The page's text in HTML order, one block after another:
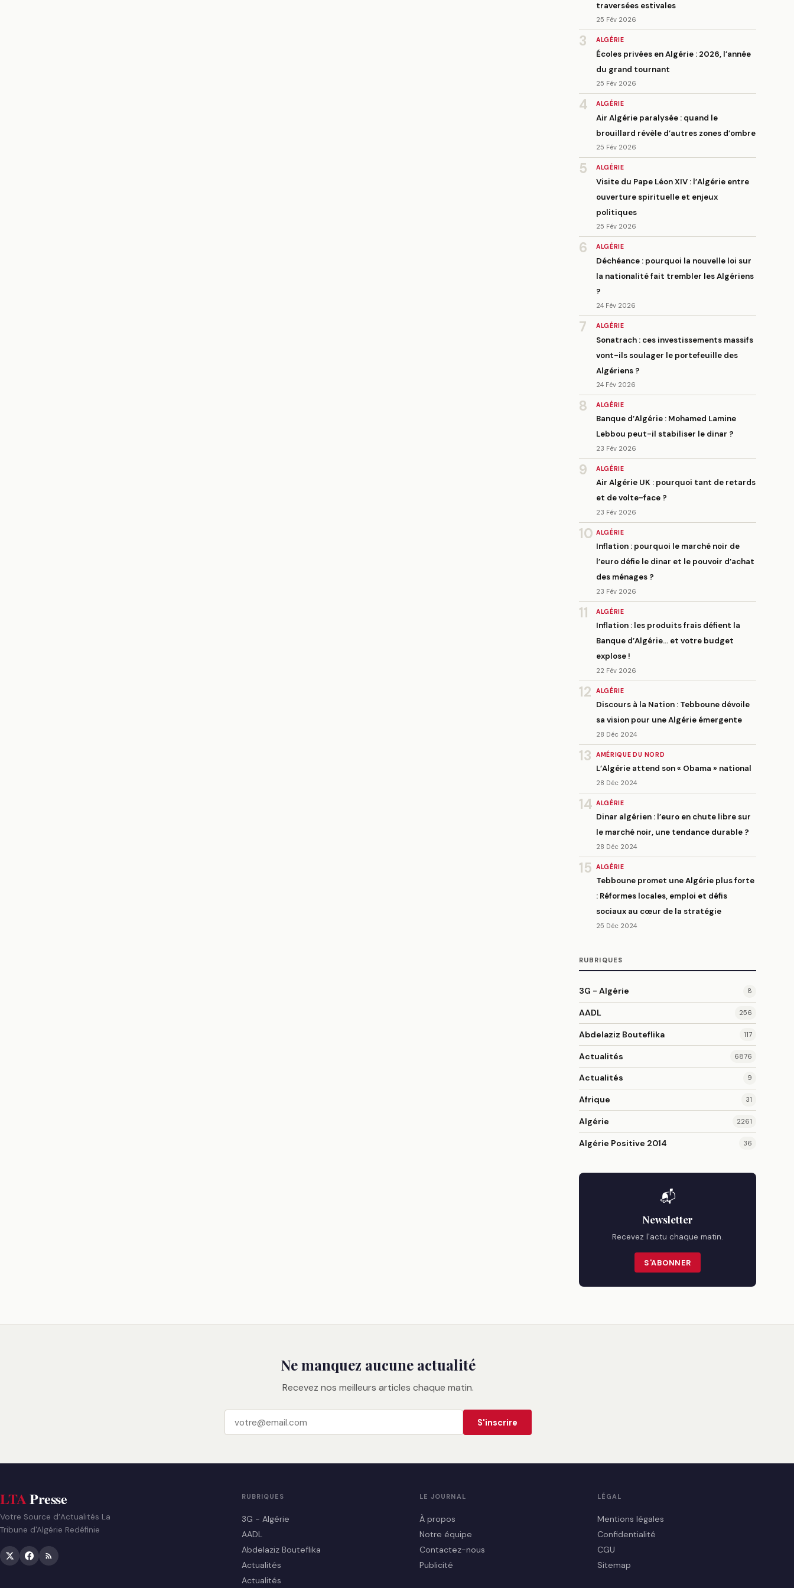
traversées estivales
25 Fév 2026
3 ALGÉRIE
Écoles privées en Algérie : 2026, l’année
du grand tournant
25 Fév 2026
4 ALGÉRIE
Air Algérie paralysée : quand le
brouillard révèle d’autres zones d’ombre
25 Fév 2026
5 ALGÉRIE
Visite du Pape Léon XIV : l’Algérie entre
ouverture spirituelle et enjeux
politiques
25 Fév 2026
6 ALGÉRIE
Déchéance : pourquoi la nouvelle loi sur
la nationalité fait trembler les Algériens
?
24 Fév 2026
7 ALGÉRIE
Sonatrach : ces investissements massifs
vont-ils soulager le portefeuille des
Algériens ?
24 Fév 2026
8 ALGÉRIE
Banque d’Algérie : Mohamed Lamine
Lebbou peut-il stabiliser le dinar ?
23 Fév 2026
9 ALGÉRIE
Air Algérie UK : pourquoi tant de retards
et de volte-face ?
23 Fév 2026
10 ALGÉRIE
Inflation : pourquoi le marché noir de
l’euro défie le dinar et le pouvoir d’achat
des ménages ?
23 Fév 2026
11 ALGÉRIE
Inflation : les produits frais défient la
Banque d’Algérie… et votre budget
explose !
22 Fév 2026
12 ALGÉRIE
Discours à la Nation : Tebboune dévoile
sa vision pour une Algérie émergente
28 Déc 2024
13 AMÉRIQUE DU NORD
L’Algérie attend son « Obama » national
28 Déc 2024
14 ALGÉRIE
Dinar algérien : l’euro en chute libre sur
le marché noir, une tendance durable ?
28 Déc 2024
15 ALGÉRIE
Tebboune promet une Algérie plus forte
: Réformes locales, emploi et défis
sociaux au cœur de la stratégie
25 Déc 2024
RUBRIQUES
3G - Algérie 8
AADL 256
Abdelaziz Bouteflika 117
Actualités 6876
Actualités 9
Afrique 31
Algérie 2261
Algérie Positive 2014 36
📬
Newsletter
Recevez l'actu chaque matin.
S'ABONNER
Ne manquez aucune actualité
Recevez nos meilleurs articles chaque matin.
S'inscrire
LTAPresse
Votre Source d’Actualités La
Tribune d'Algérie Redéfinie
RUBRIQUES
3G - Algérie
AADL
Abdelaziz Bouteflika
Actualités
Actualités
LE JOURNAL
À propos
Notre équipe
Contactez-nous
Publicité
LÉGAL
Mentions légales
Confidentialité
CGU
Sitemap